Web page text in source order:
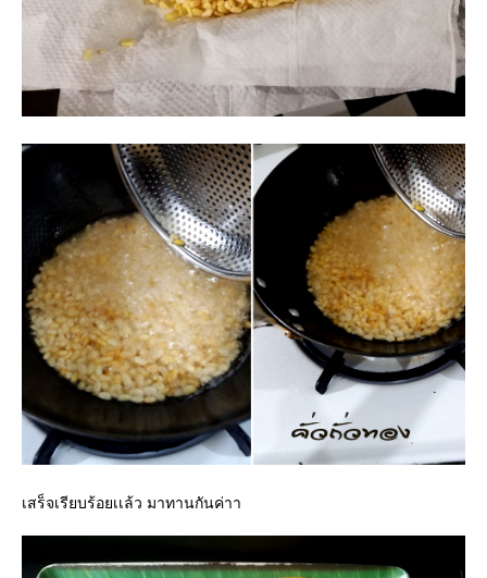
เสร็จเรียบร้อยเเล้ว มาทานกันค่าา